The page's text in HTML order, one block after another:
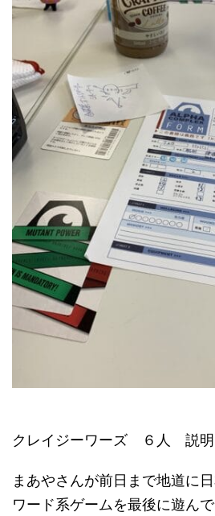
クレイジーワーズ ６人 説
まあやさんが前日まで地道に
ワード系ゲームを最後に遊ん